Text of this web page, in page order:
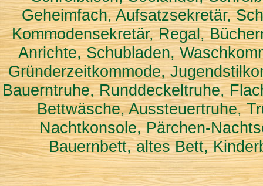
Geheimfach, Aufsatzsekretär,
Kommodensekretär, Regal,
Anrichte, Schubladen,
Gründerzeitkommode,
Bauerntruhe, Runddeckeltruhe,
Bettwäsche, Aussteuertruhe,
Nachtkonsole, Pärchen-
Bauernbett, altes Bett,